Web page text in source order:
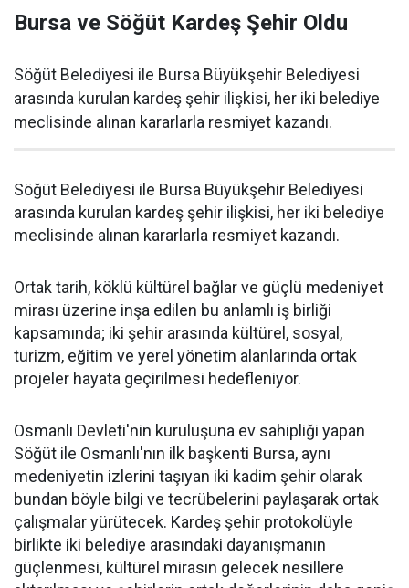
Bursa ve Söğüt Kardeş Şehir Oldu
Söğüt Belediyesi ile Bursa Büyükşehir Belediyesi
arasında kurulan kardeş şehir ilişkisi, her iki belediye
meclisinde alınan kararlarla resmiyet kazandı.
Söğüt Belediyesi ile Bursa Büyükşehir Belediyesi
arasında kurulan kardeş şehir ilişkisi, her iki belediye
meclisinde alınan kararlarla resmiyet kazandı.
Ortak tarih, köklü kültürel bağlar ve güçlü medeniyet
mirası üzerine inşa edilen bu anlamlı iş birliği
kapsamında; iki şehir arasında kültürel, sosyal,
turizm, eğitim ve yerel yönetim alanlarında ortak
projeler hayata geçirilmesi hedefleniyor.
Osmanlı Devleti'nin kuruluşuna ev sahipliği yapan
Söğüt ile Osmanlı'nın ilk başkenti Bursa, aynı
medeniyetin izlerini taşıyan iki kadim şehir olarak
bundan böyle bilgi ve tecrübelerini paylaşarak ortak
çalışmalar yürütecek. Kardeş şehir protokolüyle
birlikte iki belediye arasındaki dayanışmanın
güçlenmesi, kültürel mirasın gelecek nesillere